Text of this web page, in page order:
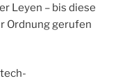
Leyen – bis diese
Ordnung gerufen